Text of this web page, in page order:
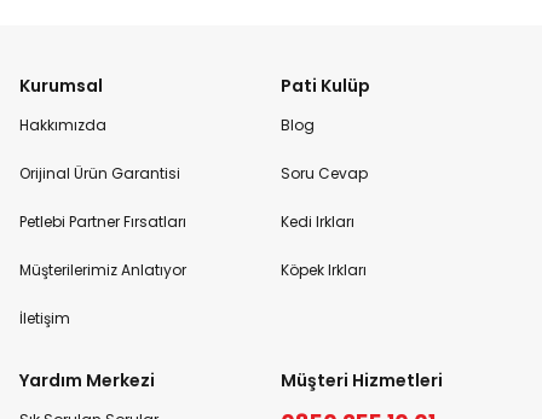
Kurumsal
Hakkımızda
Orijinal Ürün Garantisi
Petlebi Partner Fırsatları
Müşterilerimiz Anlatıyor
İletişim
Pati Kulüp
Blog
Soru Cevap
Kedi Irkları
Köpek Irkları
Yardım Merkezi Müşteri Hizmetleri